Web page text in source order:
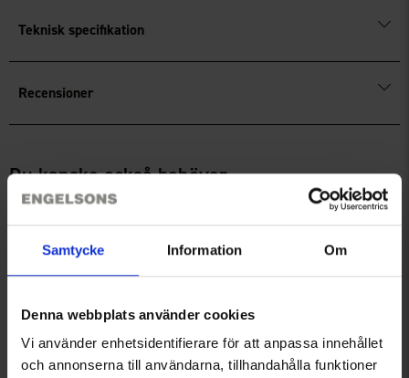
Samtycke Information Om
Denna webbplats använder cookies
Vi använder enhetsidentifierare för att anpassa innehållet
och annonserna till användarna, tillhandahålla funktioner
Teknisk specifikation
Recensioner
Du kanske också behöver